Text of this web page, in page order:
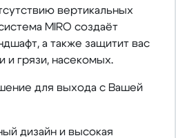
вертикальных
MIRO создаёт
а также защитит вас
и грязи, насекомых.
для выхода с Вашей
дизайн и высокая